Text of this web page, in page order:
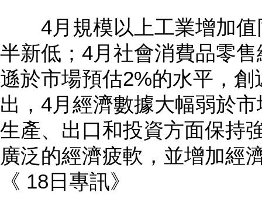
4月規模以上工業增加值
半新低；4月社會消費品零
遜於市場預估2%的水平，
出，4月經濟數據大幅弱於
生產、出口和投資方面保持
廣泛的經濟疲軟，並增加經
《 18日專訊》